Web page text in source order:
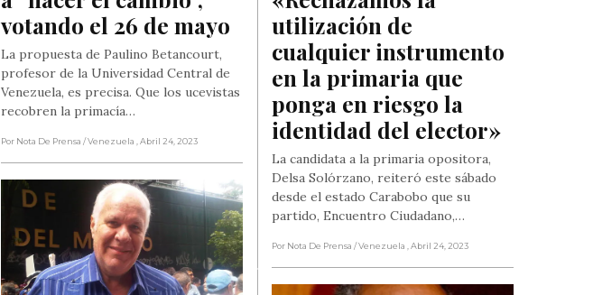
votando el 26 de mayo
La propuesta de Paulino Betancourt,
profesor de la Universidad Central de
Venezuela, es precisa. Que los ucevistas
recobren la primacía…
Por Nota De Prensa / Venezuela , Abril 24, 2023
utilización de
cualquier instrumento
en la primaria que
ponga en riesgo la
identidad del elector»
La candidata a la primaria opositora,
Delsa Solórzano, reiteró este sábado
desde el estado Carabobo que su
partido, Encuentro Ciudadano,…
Por Nota De Prensa / Venezuela , Abril 24, 2023